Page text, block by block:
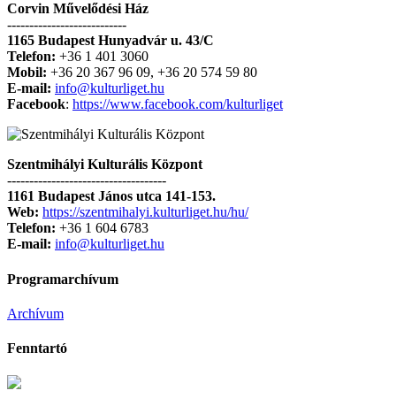
Corvin Művelődési Ház
---------------------------
1165 Budapest Hunyadvár u. 43/C
Telefon: +36 1 401 3060
Mobil: +36 20 367 96 09, +36 20 574 59 80
E-mail: info@kulturliget.hu
Facebook: https://www.facebook.com/kulturliget
Szentmihályi Kulturális Központ
------------------------------------
1161 Budapest János utca 141-153.
Web: https://szentmihalyi.kulturliget.hu/hu/
Telefon: +36 1 604 6783
E-mail: info@kulturliget.hu
Programarchívum
Archívum
Fenntartó